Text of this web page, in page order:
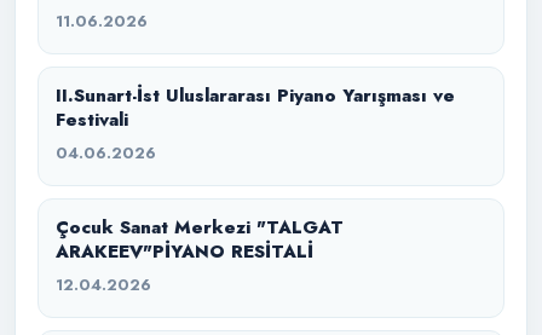
11.06.2026
II.Sunart-İst Uluslararası Piyano Yarışması ve
Festivali
04.06.2026
Çocuk Sanat Merkezi "TALGAT
ARAKEEV"PİYANO RESİTALİ
12.04.2026